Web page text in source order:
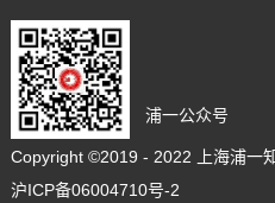
浦一公众号
Copyright ©2019 - 2022 上海浦一
沪ICP备06004710号-2